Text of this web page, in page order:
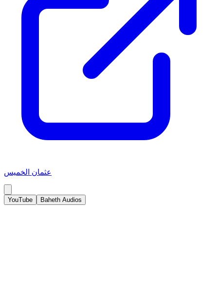
عثمان الخميس
YouTube Baheth Audios